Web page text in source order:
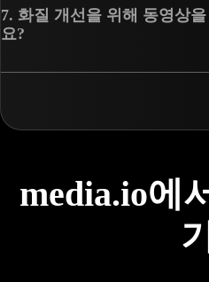
7. 화질 개선을 위해 동영상
요?
media.io에